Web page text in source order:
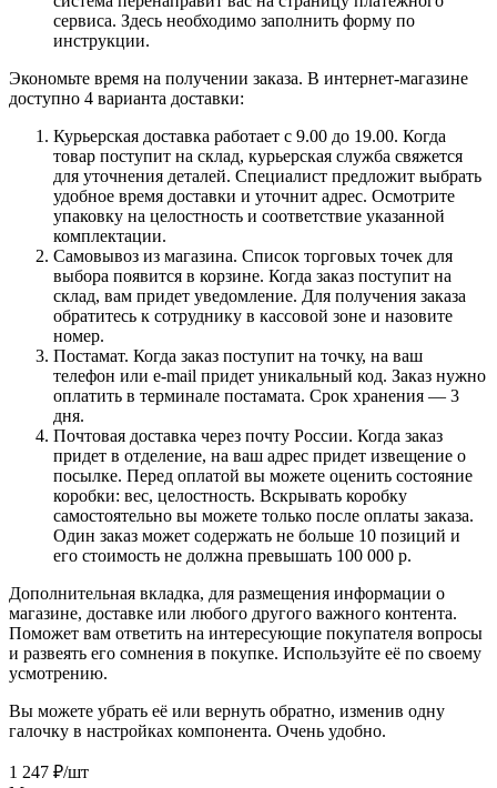
сервиса. Здесь необходимо заполнить форму по
инструкции.
Экономьте время на получении заказа. В интернет-магазине
доступно 4 варианта доставки:
Курьерская доставка работает с 9.00 до 19.00. Когда
товар поступит на склад, курьерская служба свяжется
для уточнения деталей. Специалист предложит выбрать
удобное время доставки и уточнит адрес. Осмотрите
упаковку на целостность и соответствие указанной
комплектации.
Самовывоз из магазина. Список торговых точек для
выбора появится в корзине. Когда заказ поступит на
склад, вам придет уведомление. Для получения заказа
обратитесь к сотруднику в кассовой зоне и назовите
номер.
Постамат. Когда заказ поступит на точку, на ваш
телефон или e-mail придет уникальный код. Заказ нужно
оплатить в терминале постамата. Срок хранения — 3
дня.
Почтовая доставка через почту России. Когда заказ
придет в отделение, на ваш адрес придет извещение о
посылке. Перед оплатой вы можете оценить состояние
коробки: вес, целостность. Вскрывать коробку
самостоятельно вы можете только после оплаты заказа.
Один заказ может содержать не больше 10 позиций и
его стоимость не должна превышать 100 000 р.
Дополнительная вкладка, для размещения информации о
магазине, доставке или любого другого важного контента.
Поможет вам ответить на интересующие покупателя вопросы
и развеять его сомнения в покупке. Используйте её по своему
усмотрению.
Вы можете убрать её или вернуть обратно, изменив одну
галочку в настройках компонента. Очень удобно.
1 247 ₽/шт